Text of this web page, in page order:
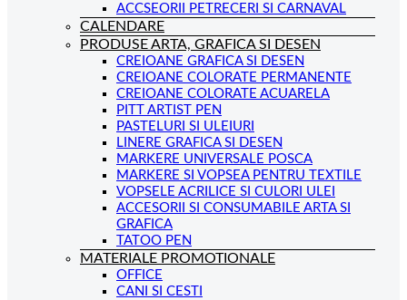
ACCSEORII PETRECERI SI CARNAVAL
CALENDARE
PRODUSE ARTA, GRAFICA SI DESEN
CREIOANE GRAFICA SI DESEN
CREIOANE COLORATE PERMANENTE
CREIOANE COLORATE ACUARELA
PITT ARTIST PEN
PASTELURI SI ULEIURI
LINERE GRAFICA SI DESEN
MARKERE UNIVERSALE POSCA
MARKERE SI VOPSEA PENTRU TEXTILE
VOPSELE ACRILICE SI CULORI ULEI
ACCESORII SI CONSUMABILE ARTA SI
GRAFICA
TATOO PEN
MATERIALE PROMOTIONALE
OFFICE
CANI SI CESTI